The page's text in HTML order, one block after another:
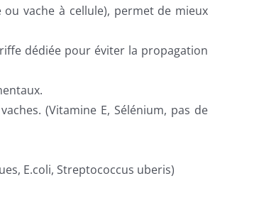
vache à cellule), permet de mieux
dédiée pour éviter la propagation
(Vitamine E, Sélénium, pas de
E.coli, Streptococcus uberis)